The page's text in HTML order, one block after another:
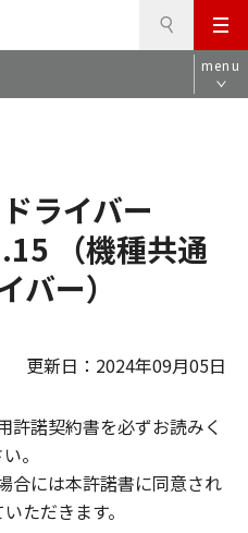
メ
ニ
ュ
menu
ライバー
（機種共通
バー）
更新日：2024年09月05日
許諾契約書を必ずお読みく
。
合には本許諾書に同意され
ただきます。